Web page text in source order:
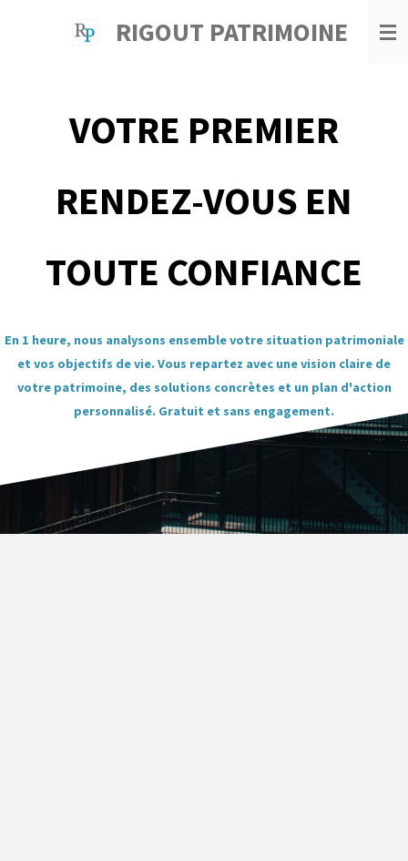
RIGOUT PATRIMOINE
VOTRE PREMIER
RENDEZ-VOUS EN
TOUTE CONFIANCE
En 1 heure, nous analysons ensemble votre situation patrimoniale
et vos objectifs de vie. Vous repartez avec une vision claire de
votre patrimoine, des solutions concrètes et un plan d'action
personnalisé. Gratuit et sans engagement.